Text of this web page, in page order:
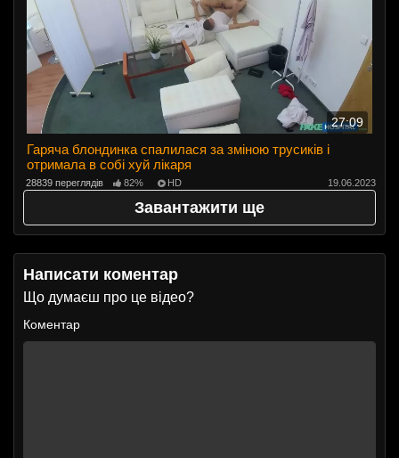
27:09
Гаряча блондинка спалилася за зміною трусиків і
отримала в собі хуй лікаря
28839 переглядів 82% HD 19.06.2023
Завантажити ще
Написати коментар
Що думаєш про це відео?
Коментар